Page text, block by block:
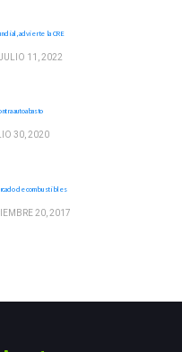
advierte la CRE
11, 2022
autoabasto
30, 2020
de combustibles
20, 2017